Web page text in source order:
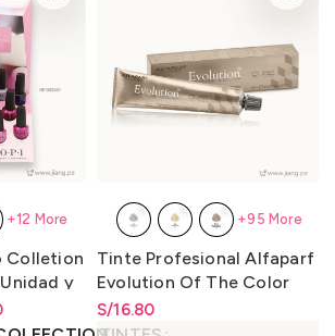
Colletion
y
Lqr
15ml.
+12 More
Tinte Profesional Alfaparf
Evolution Of The Color
60ml.
S/16.80
Rango de precios: desde
S/16.80hasta
+95 More